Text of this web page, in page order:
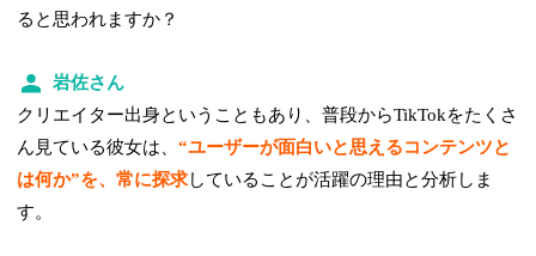
ると思われますか？
岩佐さん
クリエイター出身ということもあり、普段からTikTokをたくさ
ん見ている彼女は、“ユーザーが面白いと思えるコンテンツと
は何か”を、常に探求していることが活躍の理由と分析しま
す。